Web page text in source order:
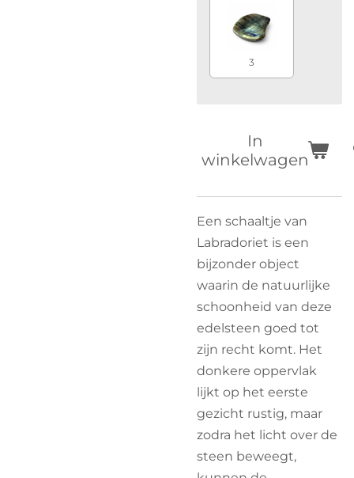
3
In
winkelwagen
Een schaaltje van
Labradoriet is een
bijzonder object
waarin de natuurlijke
schoonheid van deze
edelsteen goed tot
zijn recht komt. Het
donkere oppervlak
lijkt op het eerste
gezicht rustig, maar
zodra het licht over de
steen beweegt,